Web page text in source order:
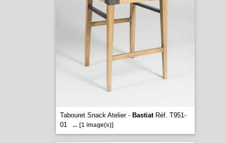
Tabouret Snack Atelier - BastiatRéf. T951-
01
... [1 image(s)]